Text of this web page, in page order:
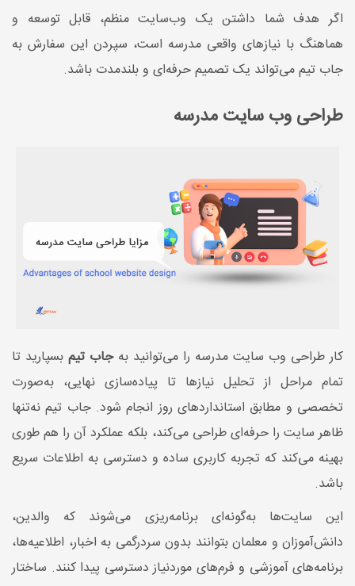
اگر هدف شما داشتن یک وب‌سایت منظم، قابل توسعه و
هماهنگ با نیازهای واقعی مدرسه است، سپردن این سفارش به
جاب تیم می‌تواند یک تصمیم حرفه‌ای و بلندمدت باشد.
طراحی وب سایت مدرسه
کار طراحی وب سایت مدرسه را می‌توانید بهجاب تیم بسپارید تا
تمام مراحل از تحلیل نیازها تا پیاده‌سازی نهایی، به‌صورت
تخصصی و مطابق استانداردهای روز انجام شود. جاب تیم نه‌تنها
ظاهر سایت را حرفه‌ای طراحی می‌کند، بلکه عملکرد آن را هم طوری
بهینه می‌کند که تجربه کاربری ساده و دسترسی به اطلاعات سریع
باشد.
این سایت‌ها به‌گونه‌ای برنامه‌ریزی می‌شوند که والدین،
دانش‌آموزان و معلمان بتوانند بدون سردرگمی به اخبار، اطلاعیه‌ها،
برنامه‌های آموزشی و فرم‌های موردنیاز دسترسی پیدا کنند. ساختار